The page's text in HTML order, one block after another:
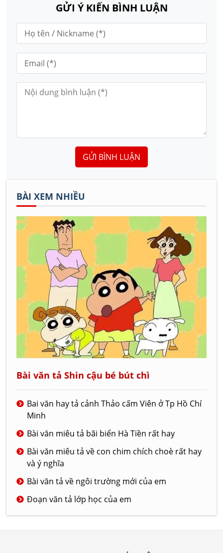
GỬI Ý KIẾN BÌNH LUẬN
GỬI BÌNH LUẬN
BÀI XEM NHIỀU
Bài văn tả Shin cậu bé bút chì
Bai văn hay tả cảnh Thảo cấm Viên ở Tp Hồ Chí
Minh
Bài văn miêu tả bãi biển Hà Tiền rất hay
Bài văn miêu tả về con chim chích choè rất hay
và ý nghĩa
Bài văn tả về ngôi trường mới của em
Đoạn văn tả lớp học của em